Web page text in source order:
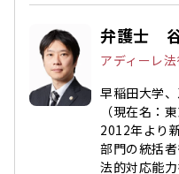
弁護士
アディーレ
早稲田大学
（現在名：
2012年より
部門の統括
法的対応能